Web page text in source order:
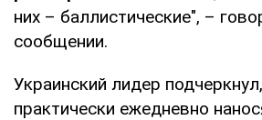
них – баллистические", –
сообщении.
Украинский лидер
практически ежедневно